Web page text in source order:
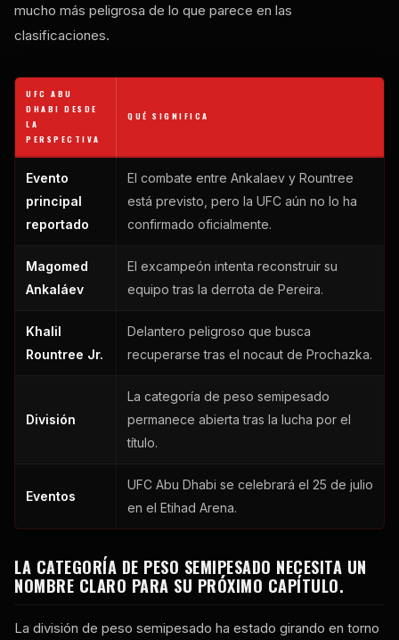
mucho más peligrosa de lo que parece en las
clasificaciones.
UFC ABU
DHABI DESDE
LA
PERSPECTIVA
QUÉ SIGNIFICA
Evento
principal
reportado
El combate entre Ankalaev y Rountree
está previsto, pero la UFC aún no lo ha
confirmado oficialmente.
Magomed
Ankaláev
El excampeón intenta reconstruir su
equipo tras la derrota de Pereira.
Khalil
Rountree Jr.
Delantero peligroso que busca
recuperarse tras el nocaut de Prochazka.
División
La categoría de peso semipesado
permanece abierta tras la lucha por el
título.
Eventos
UFC Abu Dhabi se celebrará el 25 de julio
en el Etihad Arena.
LA CATEGORÍA DE PESO SEMIPESADO NECESITA UN
NOMBRE CLARO PARA SU PRÓXIMO CAPÍTULO.
La división de peso semipesado ha estado girando en torno